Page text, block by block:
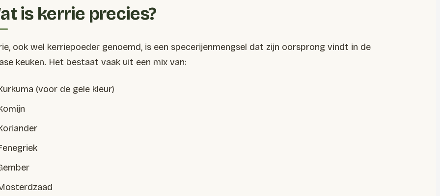
is kerrie precies?
ook wel kerriepoeder genoemd, is een specerijenmengsel dat zijn oorsprong vindt in de
keuken. Het bestaat vaak uit een mix van:
(voor de gele kleur)